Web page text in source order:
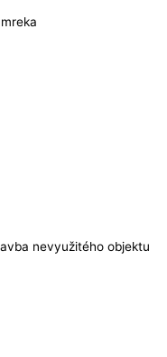
nevyužitého objektu